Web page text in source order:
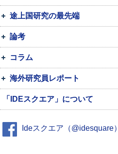
途上国研究の最先端
論考
コラム
海外研究員レポート
「IDEスクエア」について
Ideスクエア（@idesquare）